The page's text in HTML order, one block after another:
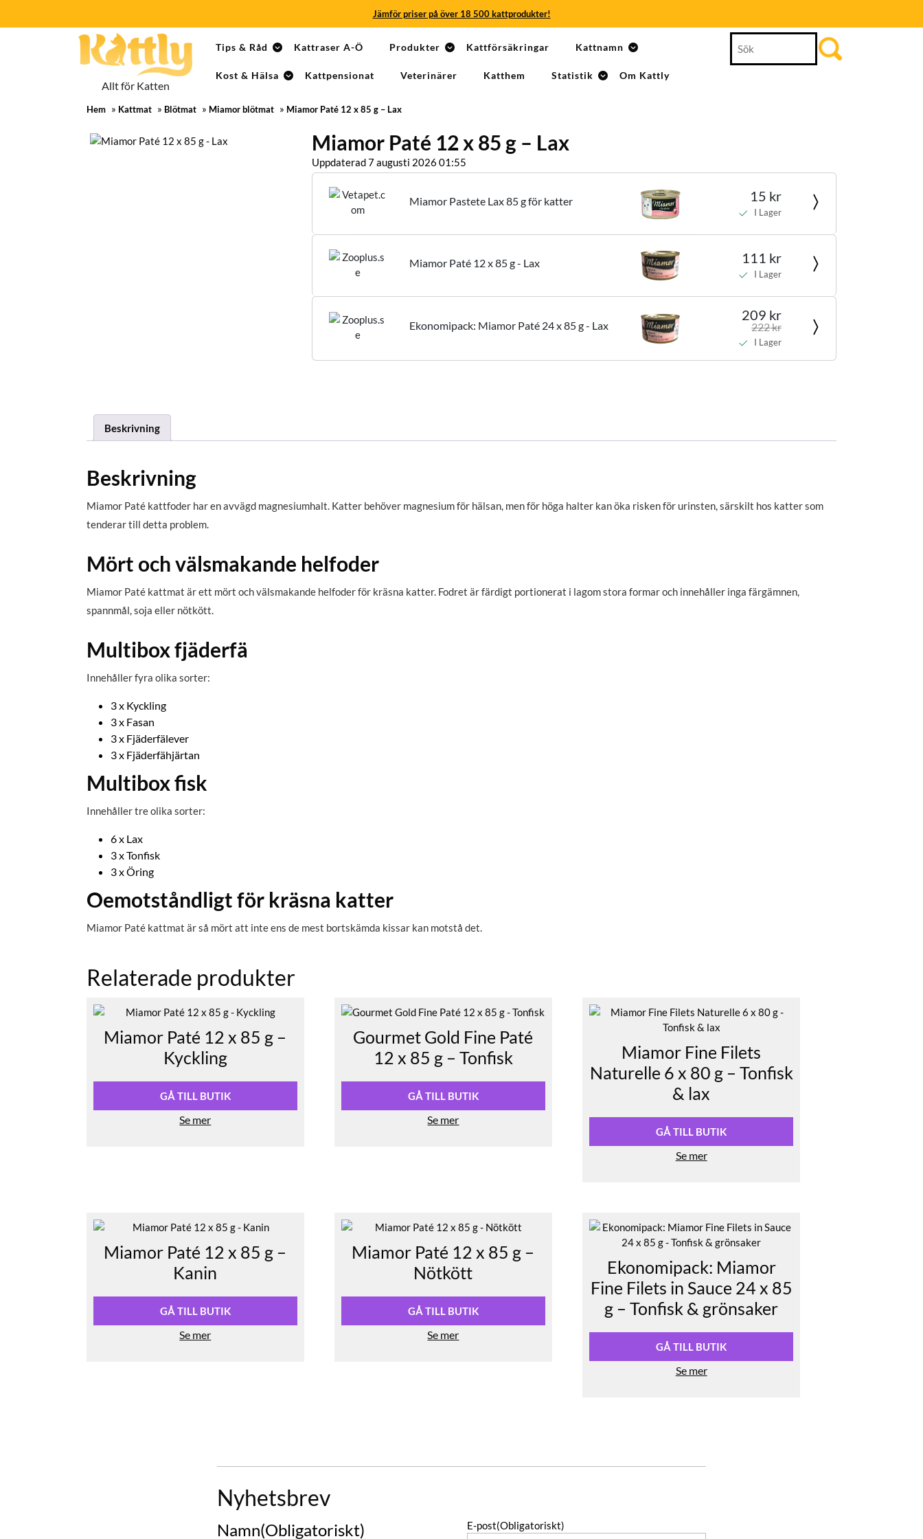
Jämför priser på över 18 500 kattprodukter!
Jämför priser på över 18 500 kattprodukter!
Jämför priser på över 18 500 kattprodukter!
Allt för Katten
Tips & Råd Kattraser A-Ö Produkter Kattförsäkringar Kattnamn
Kost & Hälsa Kattpensionat Veterinärer Katthem Statistik Om Kattly
for:
Hem » Kattmat » Blötmat » Miamor blötmat » Miamor Paté 12 x 85 g – Lax
Miamor Paté 12 x 85 g – Lax
Uppdaterad 7 augusti 2026 01:55
Miamor Pastete Lax 85 g för katter 15 kr
I Lager
Miamor Paté 12 x 85 g - Lax 111 kr
I Lager
Ekonomipack: Miamor Paté 24 x 85 g - Lax
209 kr
222 kr
I Lager
Beskrivning
Beskrivning
Miamor Paté kattfoder har en avvägd magnesiumhalt. Katter behöver magnesium för hälsan, men för höga halter kan öka risken för urinsten, särskilt hos katter som
tenderar till detta problem.
Mört och välsmakande helfoder
Miamor Paté kattmat är ett mört och välsmakande helfoder för kräsna katter. Fodret är färdigt portionerat i lagom stora formar och innehåller inga färgämnen,
spannmål, soja eller nötkött.
Multibox fjäderfä
Innehåller fyra olika sorter:
3 x Kyckling
3 x Fasan
3 x Fjäderfälever
3 x Fjäderfähjärtan
Multibox fisk
Innehåller tre olika sorter:
6 x Lax
3 x Tonfisk
3 x Öring
Oemotståndligt för kräsna katter
Miamor Paté kattmat är så mört att inte ens de mest bortskämda kissar kan motstå det.
Relaterade produkter
Miamor Paté 12 x 85 g –
Kyckling
GÅ TILL BUTIK
Se mer
Gourmet Gold Fine Paté
12 x 85 g – Tonfisk
GÅ TILL BUTIK
Se mer
Miamor Fine Filets
Naturelle 6 x 80 g – Tonfisk
& lax
GÅ TILL BUTIK
Se mer
Miamor Paté 12 x 85 g –
Kanin
GÅ TILL BUTIK
Se mer
Miamor Paté 12 x 85 g –
Nötkött
GÅ TILL BUTIK
Se mer
Ekonomipack: Miamor
Fine Filets in Sauce 24 x 85
g – Tonfisk & grönsaker
GÅ TILL BUTIK
Se mer
Nyhetsbrev
Namn(Obligatoriskt) E-post(Obligatoriskt)